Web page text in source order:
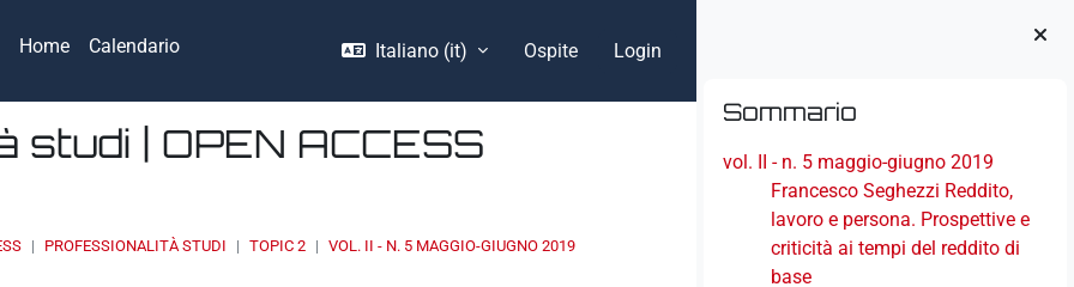
Home
Calendario Italiano ‎(it)‎ Ospite Login
Blocchi
Sommario
vol. II - n. 5 maggio-giugno 2019
Francesco Seghezzi Reddito,
lavoro e persona. Prospettive e
criticità ai tempi del reddito di
base
| OPEN ACCESS
PROFESSIONALITÀ STUDI TOPIC 2 VOL. II - N. 5 MAGGIO-GIUGNO 2019